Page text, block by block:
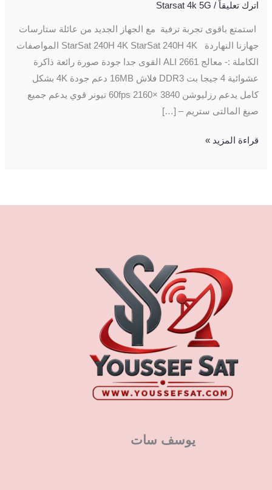
اترك تعليقاً /
Starsat 4k 5G
استمتع باقوى تجربة ترفية مع الجهاز الجديد من عائلة ستارسات
جهازنا النهاردة StarSat 240H 4K StarSat 240H 4K المواصفات
الكاملة :- معالج ALI 2661 القوى جدا جودة صورة رائعة ذاكرة
عشوائية 4 جيجا بت DDR3 فلاش 16MB دعم جودة 4K بشكل
كامل يدعم رزليوشن 60fps 2160× 3840 تيونر قوي يدعم جميع
صيغ المالتى ستريم – […]
قراءة المزيد »
يوسف سات